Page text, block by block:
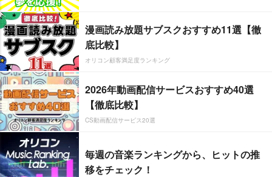
漫画読み放題サブスクおすすめ11選【徹
底比較】
オリコン顧客満足度ランキング
2026年動画配信サービスおすすめ40選
【徹底比較】
CS動画配信サービス20選
毎週の音楽ランキングから、ヒットの推
移をチェック！